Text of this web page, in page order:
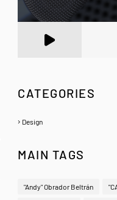
CATEGORIES
Design
MAIN TAGS
"Andy" Obrador Beltrán